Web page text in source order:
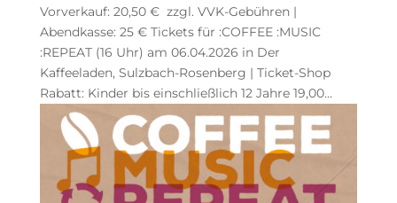
Vorverkauf: 20,50 € zzgl. VVK-Gebühren |
Abendkasse: 25 € Tickets für :COFFEE :MUSIC
:REPEAT (16 Uhr) am 06.04.2026 in Der
Kaffeeladen, Sulzbach-Rosenberg | Ticket-Shop
Rabatt: Kinder bis einschließlich 12 Jahre 19,00...